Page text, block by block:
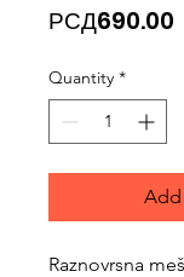
РСД690.00
Quantity *
Add
Raznovrsna